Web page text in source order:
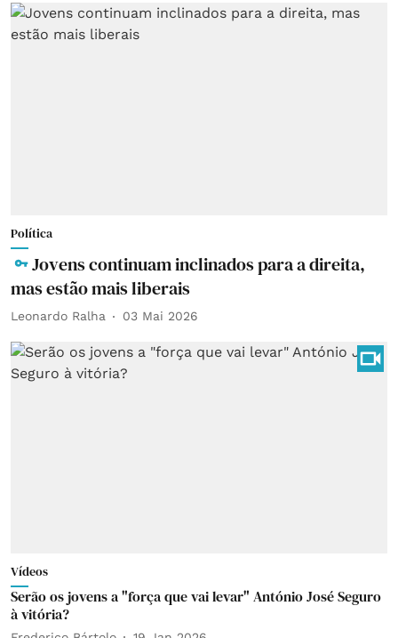
Política
Jovens continuam inclinados para a direita,
mas estão mais liberais
Leonardo Ralha 03 Mai 2026
Vídeos
Serão os jovens a "força que vai levar" António José Seguro
à vitória?